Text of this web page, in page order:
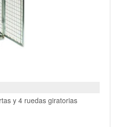
y 4 ruedas giratorias